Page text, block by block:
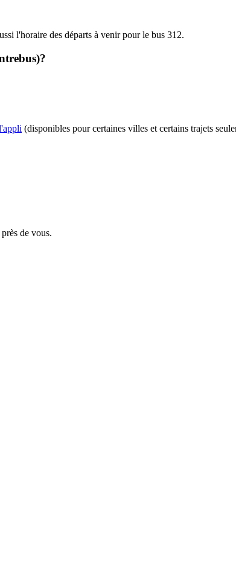
l'horaire des départs à venir pour le bus 312.
(disponibles pour certaines villes et certains trajets
de vous.